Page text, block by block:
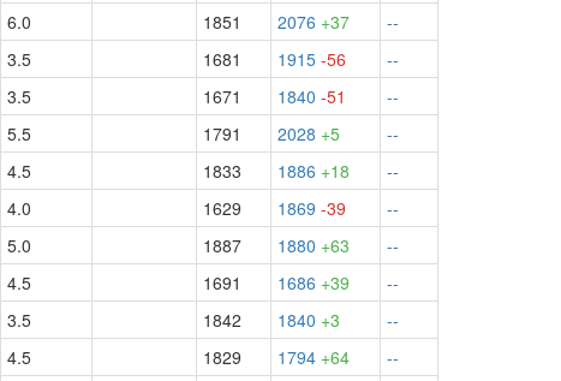
6.0 1851 2076 +37
--
3.5 1681 1915 -56
--
3.5 1671 1840 -51
--
5.5 1791 2028 +5
--
4.5 1833 1886 +18
--
4.0 1629 1869 -39
--
5.0 1887 1880 +63
--
4.5 1691 1686 +39
--
3.5 1842 1840 +3
--
4.5 1829 1794 +64
--